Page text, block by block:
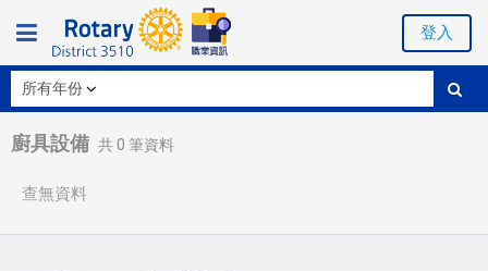
登入
廚具設備 共0 筆資料
查無資料